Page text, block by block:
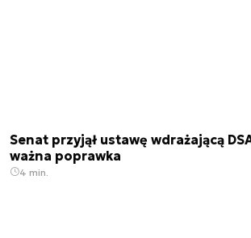
Senat przyjął ustawę wdrażającą
ważna poprawka
4 min.